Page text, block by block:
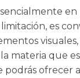
en
es
materia que
podrás ofrecer